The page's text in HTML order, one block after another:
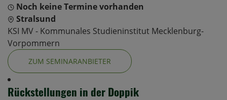
Noch keine Termine vorhanden
Stralsund
KSI MV - Kommunales Studieninstitut Mecklenburg-
Vorpommern
ZUM SEMINARANBIETER
Rückstellungen in der Doppik